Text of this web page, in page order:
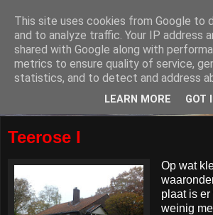
Teerose I
Op wat
plaat is er
weinig
This site uses cookies from Google to
and to analyze traffic. Your IP address
shared with Google along with
metrics to ensure quality of service,
statistics, and to detect and address
LEARN MORE GOT